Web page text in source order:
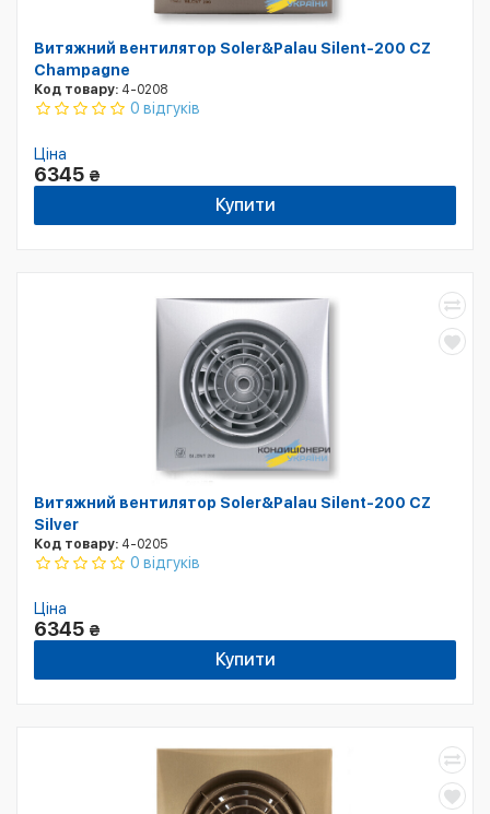
Витяжний вентилятор Soler&Palau Silent-200 CZ
Champagne
Код товару: 4-0208
0 відгуків
Ціна
6345 ₴
Купити
Витяжний вентилятор Soler&Palau Silent-200 CZ
Silver
Код товару: 4-0205
0 відгуків
Ціна
6345 ₴
Купити